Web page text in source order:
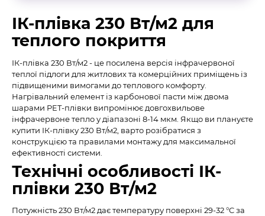
ІК-плівка 230 Вт/м2 для
теплого покриття
ІК-плівка 230 Вт/м2 - це посилена версія інфрачервоної
теплої підлоги для житлових та комерційних приміщень із
підвищеними вимогами до теплового комфорту.
Нагрівальний елемент із карбонової пасти між двома
шарами PET-плівки випромінює довгохвильове
інфрачервоне тепло у діапазоні 8-14 мкм. Якщо ви плануєте
купити ІК-плівку 230 Вт/м2, варто розібратися з
конструкцією та правилами монтажу для максимальної
ефективності системи.
Технічні особливості ІК-
плівки 230 Вт/м2
Потужність 230 Вт/м2 дає температуру поверхні 29-32 °C за